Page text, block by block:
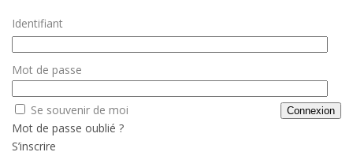
Identifiant
Mot de passe
Se souvenir de moi
Mot de passe oublié ?
S’inscrire